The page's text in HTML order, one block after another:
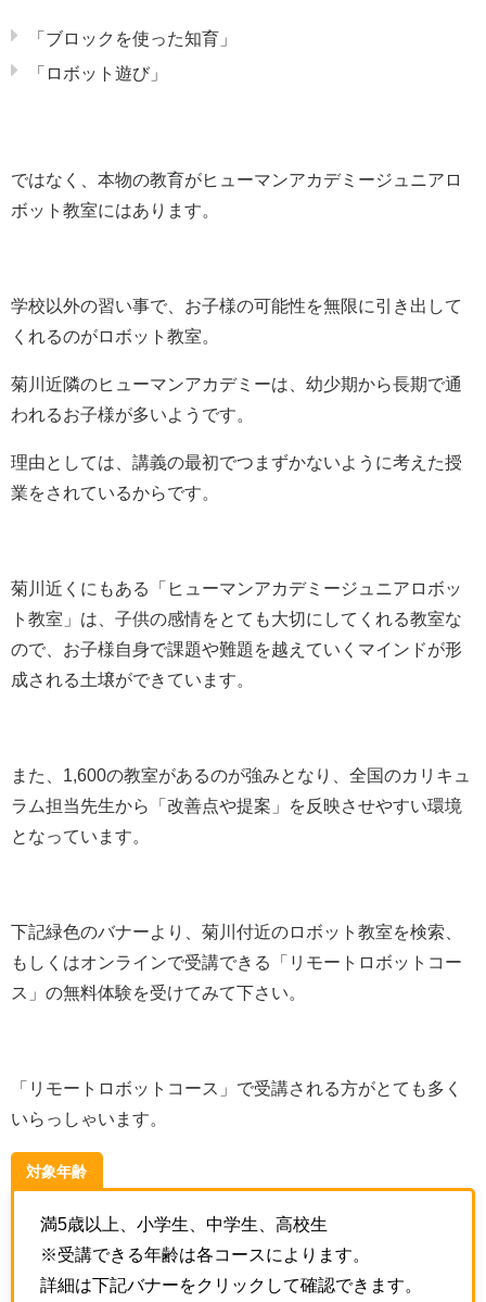
「ブロックを使った知育」
「ロボット遊び」
ではなく、本物の教育がヒューマンアカデミージュニアロ
ボット教室にはあります。
学校以外の習い事で、お子様の可能性を無限に引き出して
くれるのがロボット教室。
菊川近隣のヒューマンアカデミーは、幼少期から長期で通
われるお子様が多いようです。
理由としては、講義の最初でつまずかないように考えた授
業をされているからです。
菊川近くにもある「ヒューマンアカデミージュニアロボッ
ト教室」は、子供の感情をとても大切にしてくれる教室な
ので、お子様自身で課題や難題を越えていくマインドが形
成される土壌ができています。
また、1,600の教室があるのが強みとなり、全国のカリキュ
ラム担当先生から「改善点や提案」を反映させやすい環境
となっています。
下記緑色のバナーより、菊川付近のロボット教室を検索、
もしくはオンラインで受講できる「リモートロボットコー
ス」の無料体験を受けてみて下さい。
「リモートロボットコース」で受講される方がとても多く
いらっしゃいます。
対象年齢
満5歳以上、小学生、中学生、高校生
※受講できる年齢は各コースによります。
詳細は下記バナーをクリックして確認できます。